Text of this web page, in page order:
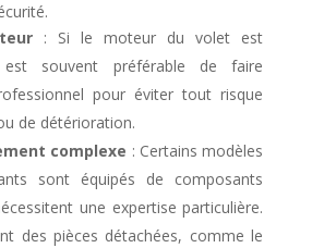
: Si le moteur du volet est
souvent préférable de faire
pour éviter tout risque
de détérioration.
complexe : Certains modèles
sont équipés de composants
une expertise particulière.
des pièces détachées, comme le